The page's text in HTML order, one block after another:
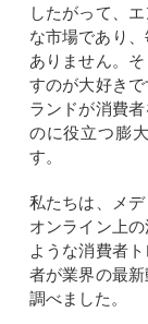
したがって、
な市場であり
ありません。
すのが大好き
ランドが消費
のに役立つ膨
す。
私たちは、メ
オンライン上
ような消費者
者が業界の最
調べました。